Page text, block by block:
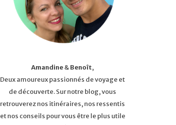
Amandine&Benoît,
Deux amoureux passionnés de voyage et
de découverte. Sur notre blog, vous
retrouverez nos itinéraires, nos ressentis
et nos conseils pour vous être le plus utile